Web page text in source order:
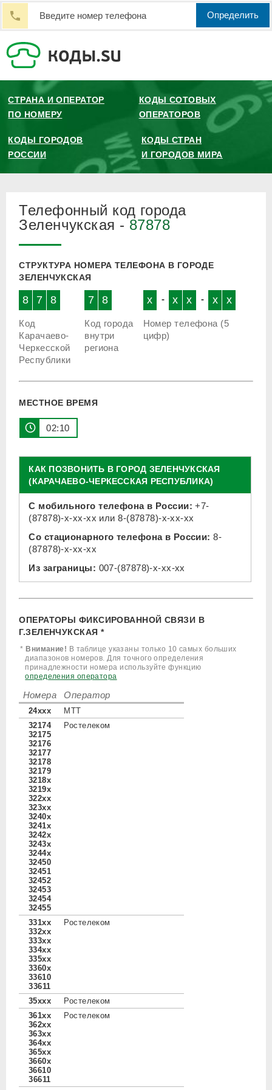
Определить
СТРАНА И ОПЕРАТОР
ПО НОМЕРУ
КОДЫ СОТОВЫХ
ОПЕРАТОРОВ
КОДЫ ГОРОДОВ
РОССИИ
КОДЫ СТРАН
И ГОРОДОВ МИРА
Телефонный код города
Зеленчукская - 87878
СТРУКТУРА НОМЕРА ТЕЛЕФОНА В ГОРОДЕ
ЗЕЛЕНЧУКСКАЯ
8 7 8
Код
Карачаево-
Черкесской
Республики
7 8
Код города
внутри
региона
x - x x - x x
Номер телефона (5
цифр)
МЕСТНОЕ ВРЕМЯ
02:10
КАК ПОЗВОНИТЬ В ГОРОД ЗЕЛЕНЧУКСКАЯ
(КАРАЧАЕВО-ЧЕРКЕССКАЯ РЕСПУБЛИКА)
С мобильного телефона в России: +7-
(87878)-x-xx-xx или8-(87878)-x-xx-xx
Со стационарного телефона в России: 8-
(87878)-x-xx-xx
Из заграницы: 007-(87878)-x-xx-xx
ОПЕРАТОРЫ ФИКСИРОВАННОЙ СВЯЗИ В
Г.ЗЕЛЕНЧУКСКАЯ *
* Внимание! В таблице указаны только 10 самых больших
диапазонов номеров. Для точного определения
принадлежности номера используйте функцию
определения оператора
Номера Оператор
24xxx
МТТ
32174
32175
32176
32177
32178
32179
3218x
3219x
322xx
323xx
3240x
3241x
3242x
3243x
3244x
32450
32451
32452
32453
32454
32455
Ростелеком
331xx
332xx
333xx
334xx
335xx
3360x
33610
33611
Ростелеком
35xxx
Ростелеком
361xx
362xx
363xx
364xx
365xx
3660x
36610
36611
Ростелеком